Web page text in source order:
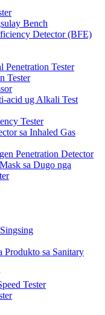
Bench
Detector (BFE)
Penetration Tester
Tester
acid ug Alkali Test
Tester
sa Inhaled Gas
Penetration Detector
sa Dugo nga
Produkto sa Sanitary
​​Tester